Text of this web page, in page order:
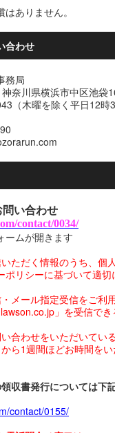
ありません。
合わせ
務局
奈川県横浜市中区池袋
（木曜を除く平日12時
い合わせ
contact/0034/
ームが開きます
ただく情報のうち、個
ポリシーに基づいて適切
メール指定受信をご利
」を受信で
合わせをいただいてい
ら1週間ほどお時間を
収書発行については下
contact/0155/